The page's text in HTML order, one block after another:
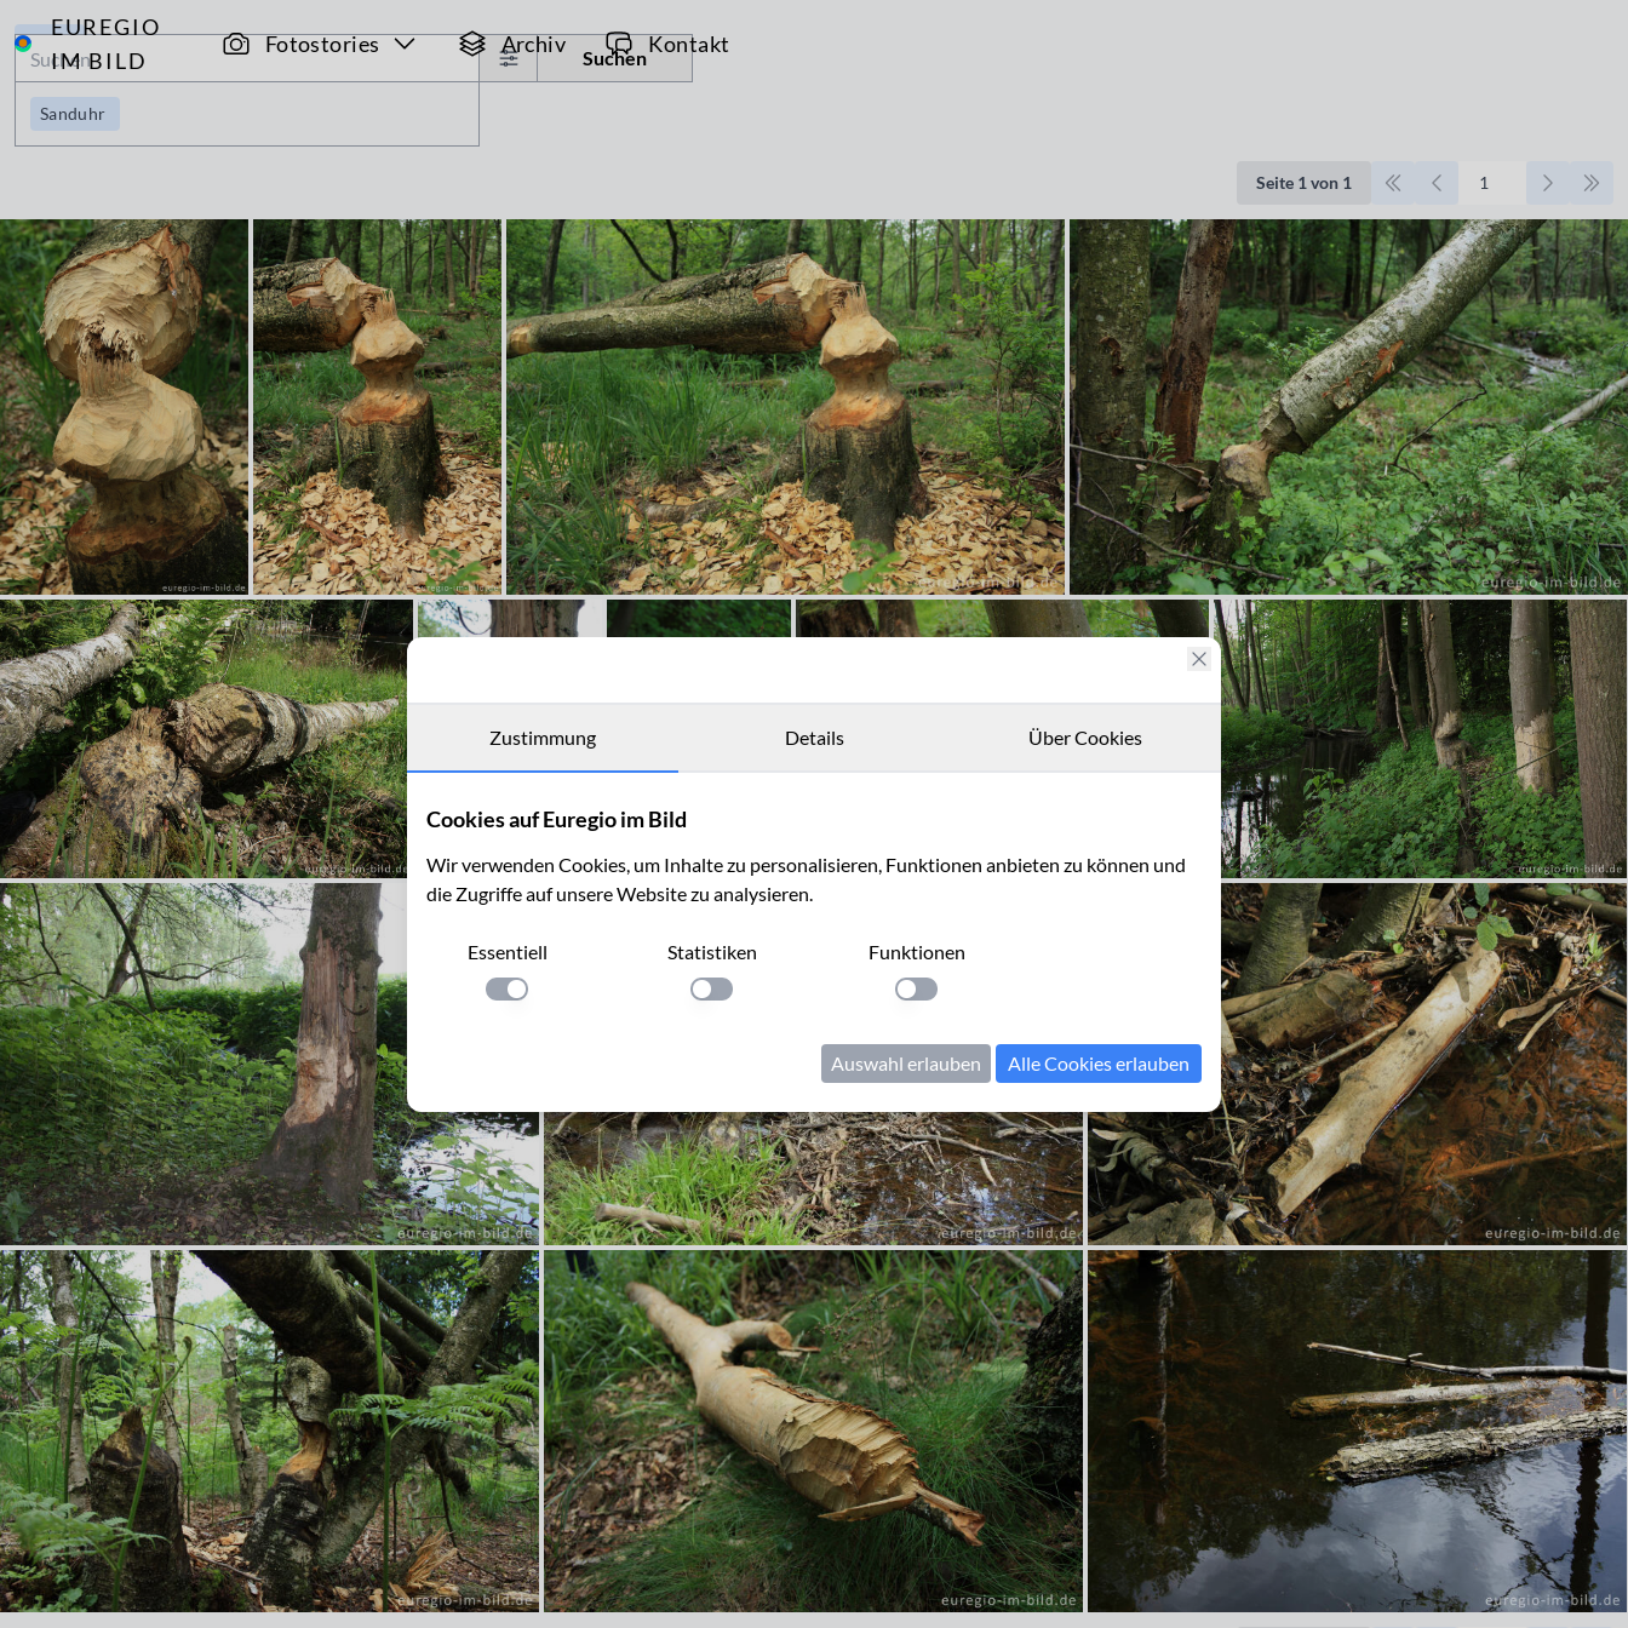
EUREGIO
IM BILD
Fotostories Archiv Kontakt
Archiv
Suchen
Sanduhr
Seite 1 von 1
Zustimmung Details Über Cookies
Cookies auf Euregio im Bild
Wir verwenden Cookies, um Inhalte zu personalisieren, Funktionen anbieten zu können und
die Zugriffe auf unsere Website zu analysieren.
Essentiell
Einstellung anwenden
Statistiken
Einstellung anwenden
Funktionen
Einstellung anwenden
Auswahl erlauben Alle Cookies erlauben